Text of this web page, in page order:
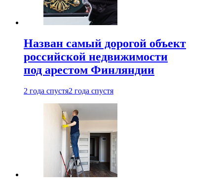
Назван самый дорогой объект
российской недвижимости
под арестом Финляндии
2 года спустя2 года спустя